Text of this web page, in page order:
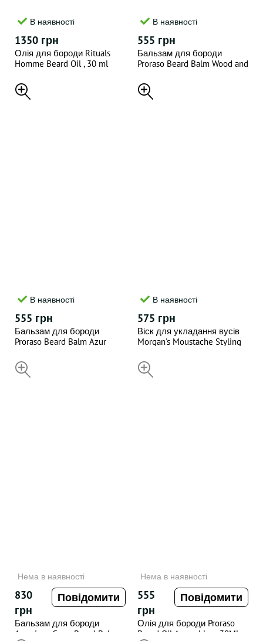
В наявності
1350 грн
Олія для бороди Rituals
Homme Beard Oil , 30 ml
В наявності
555 грн
Бальзам для бороди
Proraso Beard Balm Wood and
В наявності
555 грн
Бальзам для бороди
Proraso Beard Balm Azur
В наявності
575 грн
Віск для укладання вусів
Morgan's Moustache Styling
Нема в наявності
830
грн
Повідомити
Бальзам для бороди
American Crew Beard Balm
Нема в наявності
555
грн
Повідомити
Олія для бороди Proraso
Beard Oil Azure Lime 30ML